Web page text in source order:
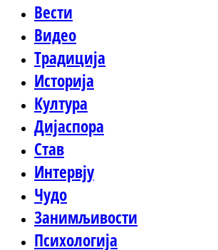
Вести
Видео
Традиција
Историја
Култура
Дијаспора
Став
Интервју
Чудо
Занимљивости
Психологија